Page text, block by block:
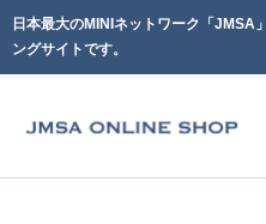
日本最大のMINIネットワーク「JMSA
ングサイトです。